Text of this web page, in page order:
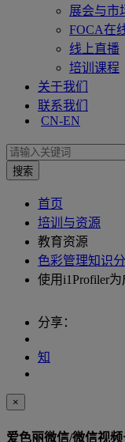
展会与市
FOCA在
线上直播
培训课程
关于我们
联系我们
CN-EN
首页
培训与资源
教育资源
色彩管理知识
使用i1Profiler
分享：
知
×
爱色丽微信/微信视